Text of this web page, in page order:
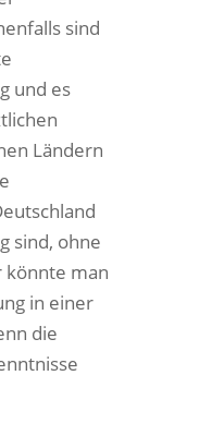
sind
und es
Ländern
sind, ohne
könnte man
in einer
die